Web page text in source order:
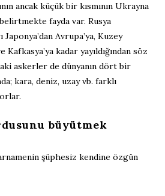
ancak küçük bir kısmının Ukrayna
belirtmekte fayda var. Rusya
Avrupa’ya, Kuzey
Kafkasya’ya kadar yayıldığından söz
askerler de dünyanın dört bir
kara, deniz, uzay vb. farklı
büyütmek
şüphesiz kendine özgün